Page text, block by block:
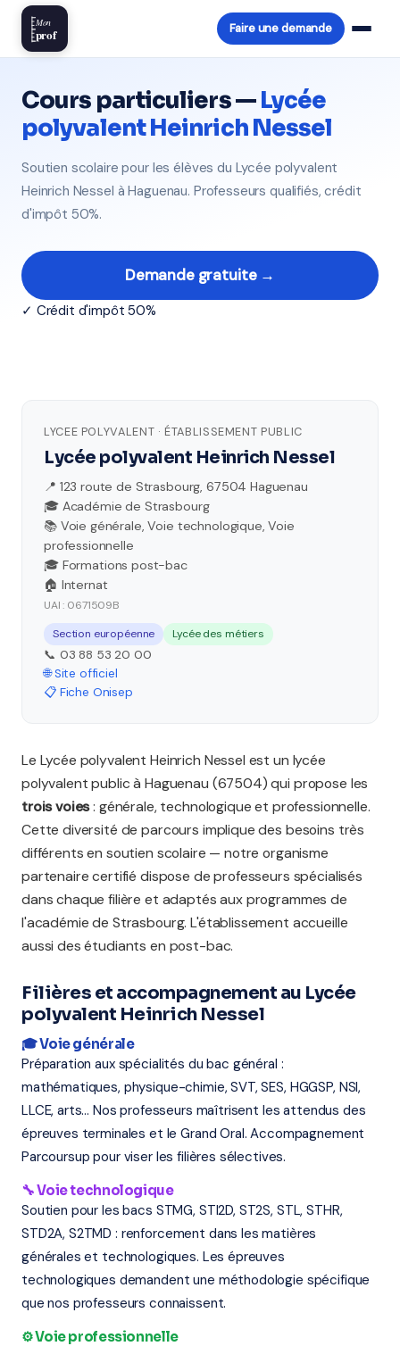
Mon
prof Faire une demande
Cours particuliers —Lycée
polyvalent Heinrich Nessel
Soutien scolaire pour les élèves du Lycée polyvalent
Heinrich Nessel à Haguenau. Professeurs qualifiés, crédit
d'impôt 50%.
Demande gratuite →
✓ Crédit d'impôt 50%
LYCEE POLYVALENT · ÉTABLISSEMENT PUBLIC
Lycée polyvalent Heinrich Nessel
📍 123 route de Strasbourg, 67504 Haguenau
🎓 Académie de Strasbourg
📚 Voie générale, Voie technologique, Voie
professionnelle
🎓 Formations post-bac
🏠 Internat
UAI : 0671509B
Section européenne
Lycée des métiers
📞 03 88 53 20 00
🌐 Site officiel
📋 Fiche Onisep
Le Lycée polyvalent Heinrich Nessel est un lycée
polyvalent public à Haguenau (67504) qui propose les
trois voies: générale, technologique et professionnelle.
Cette diversité de parcours implique des besoins très
différents en soutien scolaire — notre organisme
partenaire certifié dispose de professeurs spécialisés
dans chaque filière et adaptés aux programmes de
l'académie de Strasbourg. L'établissement accueille
aussi des étudiants en post-bac.
Filières et accompagnement au Lycée
polyvalent Heinrich Nessel
🎓 Voie générale
Préparation aux spécialités du bac général :
mathématiques, physique-chimie, SVT, SES, HGGSP, NSI,
LLCE, arts... Nos professeurs maîtrisent les attendus des
épreuves terminales et le Grand Oral. Accompagnement
Parcoursup pour viser les filières sélectives.
🔧 Voie technologique
Soutien pour les bacs STMG, STI2D, ST2S, STL, STHR,
STD2A, S2TMD : renforcement dans les matières
générales et technologiques. Les épreuves
technologiques demandent une méthodologie spécifique
que nos professeurs connaissent.
⚙️ Voie professionnelle